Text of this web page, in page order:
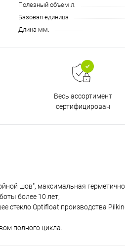
Полезный объем л.
Базовая единица
Длина мм.
Весь ассортимент
сертифицирован
шов", максимальная
более 10 лет;
стекло Optifloat производства
полного цикла.